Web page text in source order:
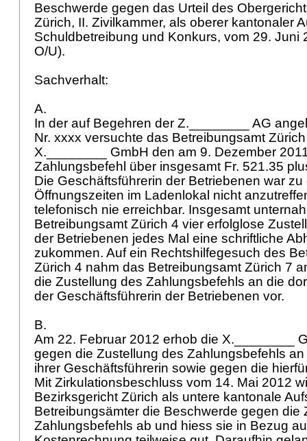
Beschwerde gegen das Urteil des
Zürich, II. Zivilkammer, als oberer kantonaler
Schuldbetreibung und Konkurs, vom 29. Juni
O/U).
Sachverhalt:
A.
In der auf Begehren der Z.________ AG
Nr. xxxx versuchte das Betreibungsamt
X.________ GmbH den am 9. Dezember
Zahlungsbefehl über insgesamt Fr. 521.35
Die Geschäftsführerin der Betriebenen war
Öffnungszeiten im Ladenlokal nicht
telefonisch nie erreichbar. Insgesamt
Betreibungsamt Zürich 4 vier erfolglose
der Betriebenen jedes Mal eine schriftliche
zukommen. Auf ein Rechtshilfegesuch des
Zürich 4 nahm das Betreibungsamt Zürich 7
die Zustellung des Zahlungsbefehls an die
der Geschäftsführerin der Betriebenen vor.
B.
Am 22. Februar 2012 erhob die X.________
gegen die Zustellung des Zahlungsbefehls
ihrer Geschäftsführerin sowie gegen die
Mit Zirkulationsbeschluss vom 14. Mai 2012
Bezirksgericht Zürich als untere kantonale
Betreibungsämter die Beschwerde gegen die
Zahlungsbefehls ab und hiess sie in Bezug